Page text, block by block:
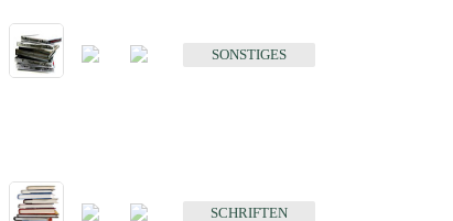
SONSTIGES
SCHRIFTEN